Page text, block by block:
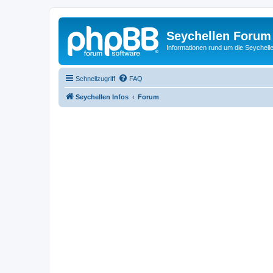
Seychellen Forum
Informationen rund um die
Schnellzugriff FAQ
Seychellen Infos Forum